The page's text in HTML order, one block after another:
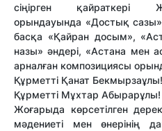
сіңірген қайраткері
орындауында «Достық
басқа «Қайран досым»,
назы» әндері, «Астана мен
арналған композициясы
Құрметті Қанат Бекмырзаұлы!
Құрметті Мұхтар Абырарұлы!
Жоғарыда көрсетілген
мәдениеті мен өнерінің